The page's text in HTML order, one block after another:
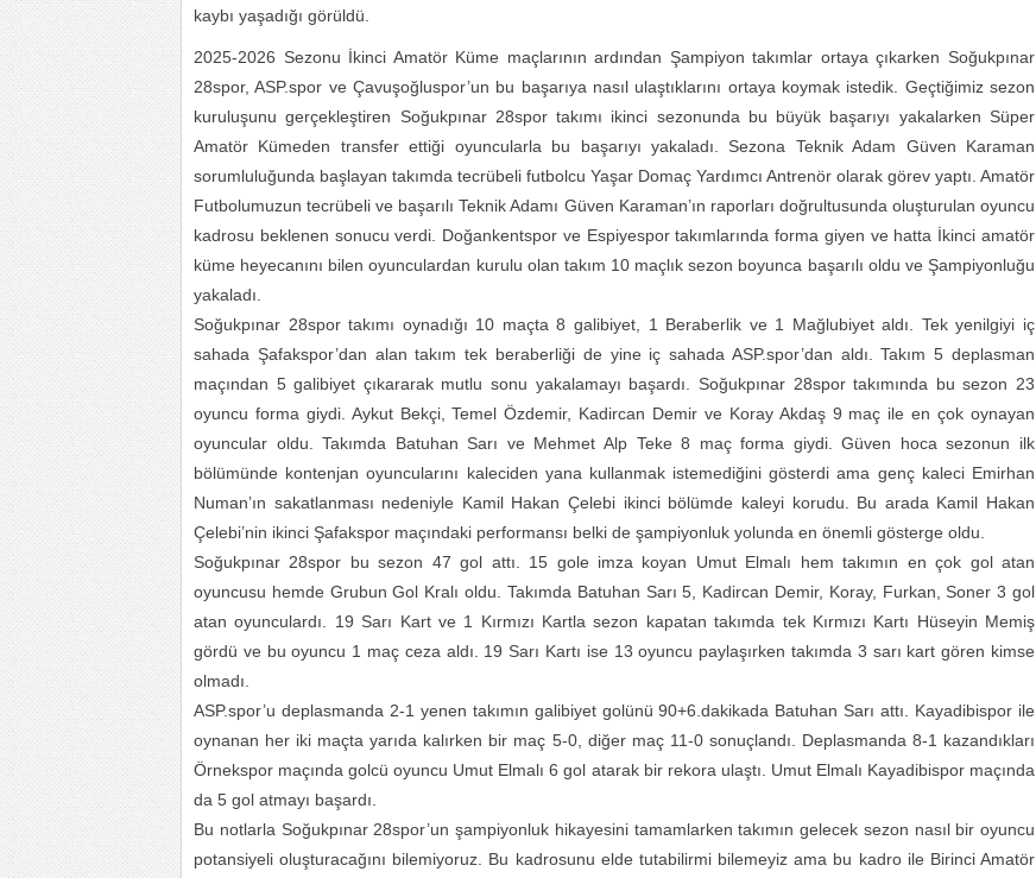
kaybı yaşadığı görüldü.
2025-2026 Sezonu İkinci Amatör Küme maçlarının ardından Şampiyon takımlar ortaya çıkarken Soğukpınar
28spor, ASP.spor ve Çavuşoğluspor’un bu başarıya nasıl ulaştıklarını ortaya koymak istedik. Geçtiğimiz sezon
kuruluşunu gerçekleştiren Soğukpınar 28spor takımı ikinci sezonunda bu büyük başarıyı yakalarken Süper
Amatör Kümeden transfer ettiği oyuncularla bu başarıyı yakaladı. Sezona Teknik Adam Güven Karaman
sorumluluğunda başlayan takımda tecrübeli futbolcu Yaşar Domaç Yardımcı Antrenör olarak görev yaptı. Amatör
Futbolumuzun tecrübeli ve başarılı Teknik Adamı Güven Karaman’ın raporları doğrultusunda oluşturulan oyuncu
kadrosu beklenen sonucu verdi. Doğankentspor ve Espiyespor takımlarında forma giyen ve hatta İkinci amatör
küme heyecanını bilen oyunculardan kurulu olan takım 10 maçlık sezon boyunca başarılı oldu ve Şampiyonluğu
yakaladı.
Soğukpınar 28spor takımı oynadığı 10 maçta 8 galibiyet, 1 Beraberlik ve 1 Mağlubiyet aldı. Tek yenilgiyi iç
sahada Şafakspor’dan alan takım tek beraberliği de yine iç sahada ASP.spor’dan aldı. Takım 5 deplasman
maçından 5 galibiyet çıkararak mutlu sonu yakalamayı başardı. Soğukpınar 28spor takımında bu sezon 23
oyuncu forma giydi. Aykut Bekçi, Temel Özdemir, Kadircan Demir ve Koray Akdaş 9 maç ile en çok oynayan
oyuncular oldu. Takımda Batuhan Sarı ve Mehmet Alp Teke 8 maç forma giydi. Güven hoca sezonun ilk
bölümünde kontenjan oyuncularını kaleciden yana kullanmak istemediğini gösterdi ama genç kaleci Emirhan
Numan’ın sakatlanması nedeniyle Kamil Hakan Çelebi ikinci bölümde kaleyi korudu. Bu arada Kamil Hakan
Çelebi’nin ikinci Şafakspor maçındaki performansı belki de şampiyonluk yolunda en önemli gösterge oldu.
Soğukpınar 28spor bu sezon 47 gol attı. 15 gole imza koyan Umut Elmalı hem takımın en çok gol atan
oyuncusu hemde Grubun Gol Kralı oldu. Takımda Batuhan Sarı 5, Kadircan Demir, Koray, Furkan, Soner 3 gol
atan oyunculardı. 19 Sarı Kart ve 1 Kırmızı Kartla sezon kapatan takımda tek Kırmızı Kartı Hüseyin Memiş
gördü ve bu oyuncu 1 maç ceza aldı. 19 Sarı Kartı ise 13 oyuncu paylaşırken takımda 3 sarı kart gören kimse
olmadı.
ASP.spor’u deplasmanda 2-1 yenen takımın galibiyet golünü 90+6.dakikada Batuhan Sarı attı. Kayadibispor ile
oynanan her iki maçta yarıda kalırken bir maç 5-0, diğer maç 11-0 sonuçlandı. Deplasmanda 8-1 kazandıkları
Örnekspor maçında golcü oyuncu Umut Elmalı 6 gol atarak bir rekora ulaştı. Umut Elmalı Kayadibispor maçında
da 5 gol atmayı başardı.
Bu notlarla Soğukpınar 28spor’un şampiyonluk hikayesini tamamlarken takımın gelecek sezon nasıl bir oyuncu
potansiyeli oluşturacağını bilemiyoruz. Bu kadrosunu elde tutabilirmi bilemeyiz ama bu kadro ile Birinci Amatör